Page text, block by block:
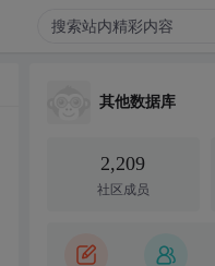
其他数据库
2,209
社区成员